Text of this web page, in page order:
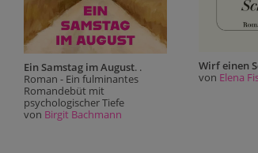
Ein Samstag im August. .
Roman - Ein fulminantes
Romandebüt mit
psychologischer Tiefe
von Birgit Bachmann
Wirf einen
von Elena